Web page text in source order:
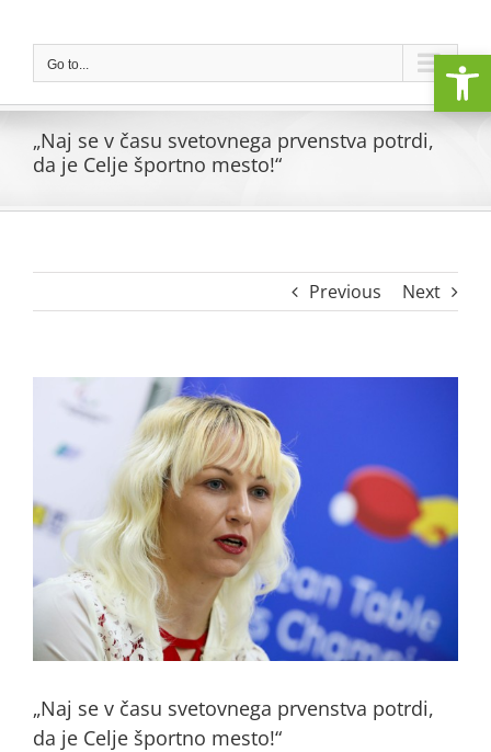
contentGo to...
„Naj se v času svetovnega prvenstva potrdi,
da je Celje športno mesto!“
Previous Next
Larger
Image
„Naj se v času svetovnega prvenstva potrdi,
da je Celje športno mesto!“